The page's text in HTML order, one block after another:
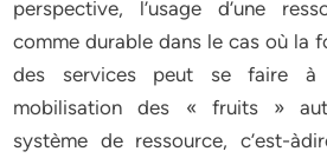
perspective, l’usage d’une
comme durable dans le cas où la
des services peut se faire
mobilisation des « fruits »
système de ressource, c’est-